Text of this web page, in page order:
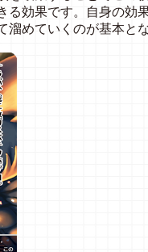
る効果です。自身の効
溜めていくのが基本と